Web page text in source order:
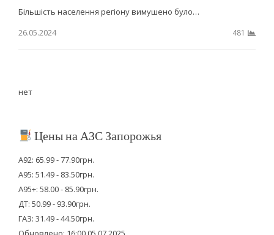
Більшість населення регіону вимушено було…
26.05.2024
481
нет
Цены на АЗС Запорожья
А92: 65.99 - 77.90грн.
А95: 51.49 - 83.50грн.
А95+: 58.00 - 85.90грн.
ДТ: 50.99 - 93.90грн.
ГАЗ: 31.49 - 44.50грн.